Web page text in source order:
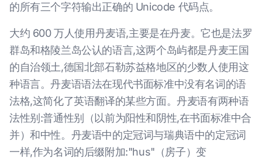
的所有三个字符输出正确的 Unicode 代码点。
大约 600 万人使用丹麦语,主要是在丹麦。它也是法罗
群岛和格陵兰岛公认的语言,这两个岛屿都是丹麦王国
的自治领土,德国北部石勒苏益格地区的少数人使用这
种语言。丹麦语语法在现代书面标准中没有名词的语
法格,这简化了英语翻译的某些方面。丹麦语有两种语
法性别:普通性别（以前为阳性和阴性,在书面标准中合
并）和中性。丹麦语中的定冠词与瑞典语中的定冠词
一样,作为名词的后缀附加:"hus"（房子）变